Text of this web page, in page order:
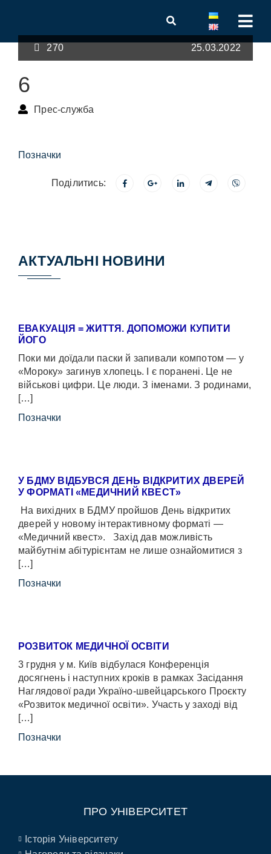
270 25.03.2022
6
Прес-служба
Позначки
Поділитись:
АКТУАЛЬНІ НОВИНИ
ЕВАКУАЦІЯ = ЖИТТЯ. ДОПОМОЖИ КУПИТИ
ЙОГО
Поки ми доїдали паски й запивали компотом — у
«Мороку» загинув хлопець. І є поранені. Це не
військові цифри. Це люди. З іменами. З родинами,
[…]
Позначки
У БДМУ ВІДБУВСЯ ДЕНЬ ВІДКРИТИХ ДВЕРЕЙ
У ФОРМАТІ «МЕДИЧНИЙ КВЕСТ»
На вихідних в БДМУ пройшов День відкритих
дверей у новому інтерактивному форматі —
«Медичний квест». Захід дав можливість
майбутнім абітурієнтам не лише ознайомитися з
[…]
Позначки
РОЗВИТОК МЕДИЧНОЇ ОСВІТИ
3 грудня у м. Київ відбулася Конференція
досягнень і наступних кроків в рамках Засідання
Наглядової ради Україно-швейцарського Проєкту
«Розвиток медичної освіти». Участь у заході від
[…]
Позначки
ПРО УНІВЕРСИТЕТ
Історія Університету